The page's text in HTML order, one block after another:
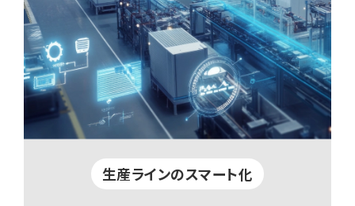
生産ラインのスマート化